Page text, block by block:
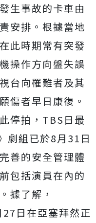
生事故的卡車由
安排。根據當地
此時期常有突發
操作方向盤失誤
台向罹難者及其
傷者早日康復。
停拍，TBS日最
劇組已於8月31日
善的安全管理體
包括演員在內的
據了解，
日在亞塞拜然正